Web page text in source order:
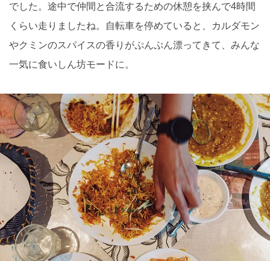
でした。途中で仲間と合流するための休憩を挟んで4時間
くらい走りましたね。自転車を停めていると、カルダモン
やクミンのスパイスの香りがぷんぷん漂ってきて、みんな
一気に食いしん坊モードに。